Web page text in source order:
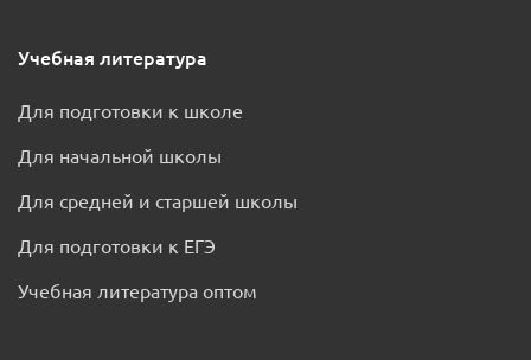
Учебная литература
Для подготовки к школе
Для начальной школы
Для средней и старшей школы
Для подготовки к ЕГЭ
Учебная литература оптом